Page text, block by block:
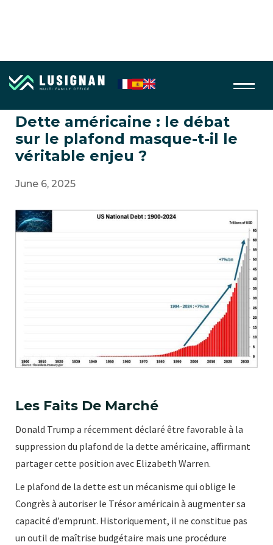
Obligations
Dette américaine : le débat
sur le plafond masque-t-il le
véritable enjeu ?
June 6, 2025
Les Faits De Marché
Donald Trump a récemment déclaré être favorable à la
suppression du plafond de la dette américaine, affirmant
partager cette position avec Elizabeth Warren.
Le plafond de la dette est un mécanisme qui oblige le
Congrès à autoriser le Trésor américain à augmenter sa
capacité d’emprunt. Historiquement, il ne constitue pas
un outil de maîtrise budgétaire mais une procédure